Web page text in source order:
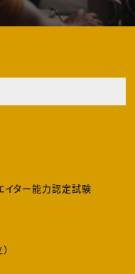
×メディア
ター能力認定試験